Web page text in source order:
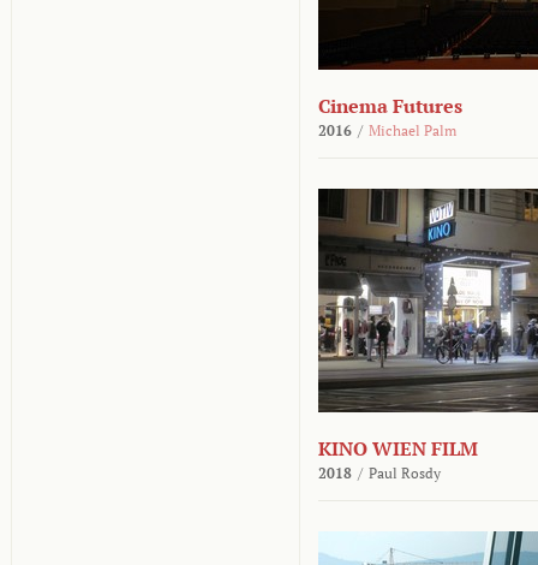
Cinema Futures
2016 / Michael Palm
KINO WIEN FILM
2018 / Paul Rosdy